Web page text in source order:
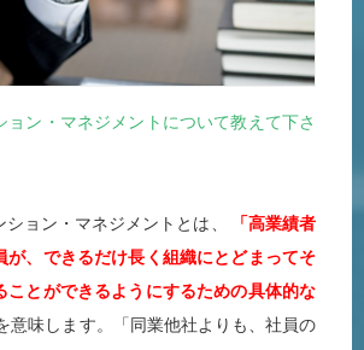
ン・マネジメントについて教えて下さ
ション・マネジメントとは、
「高業績者
が、できるだけ長く組織にとどまってそ
ことができるようにするための具体的な
意味します。「同業他社よりも、社員の